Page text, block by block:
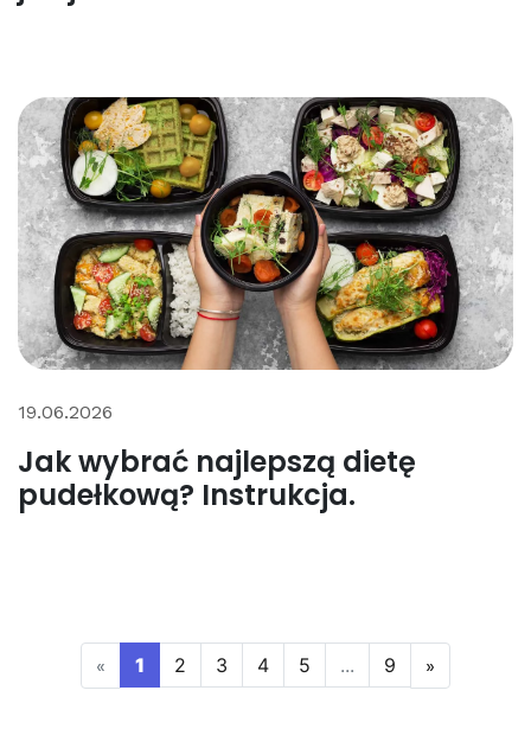
Jak wybrać najlepszą dietę
pudełkową? Instrukcja.
19.06.2026
« 1 (current)
2 3 4 5 ... 9 »